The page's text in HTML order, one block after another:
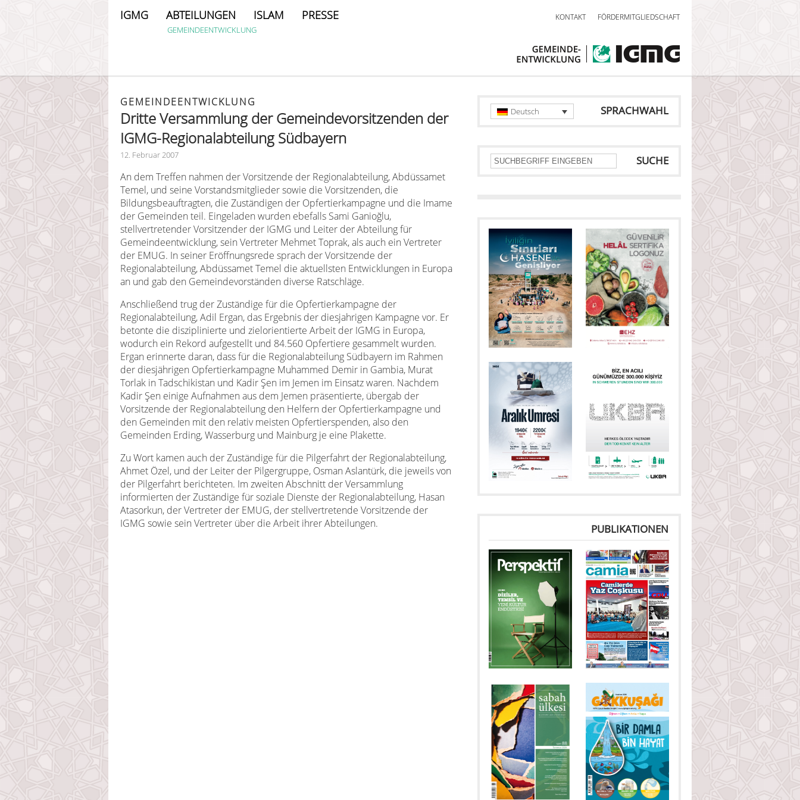
IGMG ABTEILUNGEN ISLAM PRESSE
GEMEINDEENTWICKLUNG
KONTAKT FÖRDERMITGLIEDSCHAFT
GEMEINDEENTWICKLUNG
Dritte Versammlung der Gemeindevorsitzenden der
IGMG-Regionalabteilung Südbayern
12. Februar 2007
An dem Treffen nahmen der Vorsitzende der Regionalabteilung, Abdüssamet
Temel, und seine Vorstandsmitglieder sowie die Vorsitzenden, die
Bildungsbeauftragten, die Zuständigen der Opfertierkampagne und die Imame
der Gemeinden teil. Eingeladen wurden ebefalls Sami Ganioğlu,
stellvertretender Vorsitzender der IGMG und Leiter der Abteilung für
Gemeindeentwicklung, sein Vertreter Mehmet Toprak, als auch ein Vertreter
der EMUG. In seiner Eröffnungsrede sprach der Vorsitzende der
Regionalabteilung, Abdüssamet Temel die aktuellsten Entwicklungen in Europa
an und gab den Gemeindevorständen diverse Ratschläge.
Anschließend trug der Zuständige für die Opfertierkampagne der
Regionalabteilung, Adil Ergan, das Ergebnis der diesjahrigen Kampagne vor. Er
betonte die disziplinierte und zielorientierte Arbeit der IGMG in Europa,
wodurch ein Rekord aufgestellt und 84.560 Opfertiere gesammelt wurden.
Ergan erinnerte daran, dass für die Regionalabteilung Südbayern im Rahmen
der diesjährigen Opfertierkampagne Muhammed Demir in Gambia, Murat
Torlak in Tadschikistan und Kadir Şen im Jemen im Einsatz waren. Nachdem
Kadir Şen einige Aufnahmen aus dem Jemen präsentierte, übergab der
Vorsitzende der Regionalabteilung den Helfern der Opfertierkampagne und
den Gemeinden mit den relativ meisten Opfertierspenden, also den
Gemeinden Erding, Wasserburg und Mainburg je eine Plakette.
Zu Wort kamen auch der Zuständige für die Pilgerfahrt der Regionalabteilung,
Ahmet Özel, und der Leiter der Pilgergruppe, Osman Aslantürk, die jeweils von
der Pilgerfahrt berichteten. Im zweiten Abschnitt der Versammlung
informierten der Zuständige für soziale Dienste der Regionalabteilung, Hasan
Atasorkun, der Vertreter der EMUG, der stellvertretende Vorsitzende der
IGMG sowie sein Vertreter über die Arbeit ihrer Abteilungen.
SPRACHWAHL
Deutsch
SUCHE
PUBLIKATIONEN